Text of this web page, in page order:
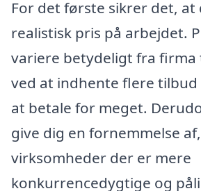
For det første sikrer det, at
realistisk pris på arbejdet.
variere betydeligt fra firma
ved at indhente flere tilbud
at betale for meget.
give dig en fornemmelse
virksomheder der er mere
konkurrencedygtige og